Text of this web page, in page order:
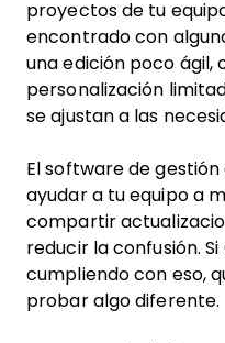
proyectos de tu
encontrado con
una edición poco ágil,
personalización
se ajustan a las
El software de
ayudar a tu equipo a
compartir
reducir la confusión.
cumpliendo con eso,
probar algo diferente.